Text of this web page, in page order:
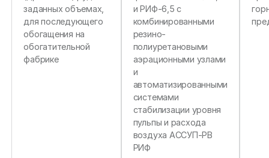
«СИБАЙСКИЙ ГОК».
УЧАСТОК
ИЗМЕЛЬЧЕНИЯ»,
СОДЕРЖАЩАЯ
ПРЕДВАРИТЕЛЬНЫЕ
заданных объемах,
для последующего
обогащения на
обогатительной
фабрике
и РИФ-6,5 с
комбинированными
резино-
полиуретановыми
аэрационными узлами
и
автоматизированными
системами
стабилизации уровня
пульпы и расхода
воздуха АССУП-РВ
РИФ